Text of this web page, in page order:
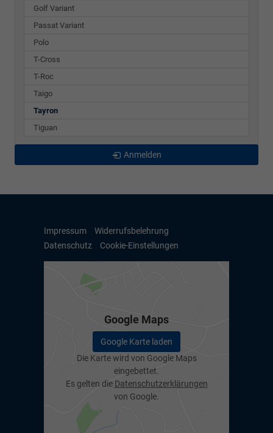
Golf Variant
Passat Variant
Polo
T-Cross
T-Roc
Taigo
Tayron
Tiguan
Anmelden
Impressum
Widerrufsbelehrung
Datenschutz
Cookie-Einstellungen
Google Maps
Google Karte laden
Die Karte wird von Google Maps
eingebettet.
Es gelten die Datenschutzerklärungen
von Google.